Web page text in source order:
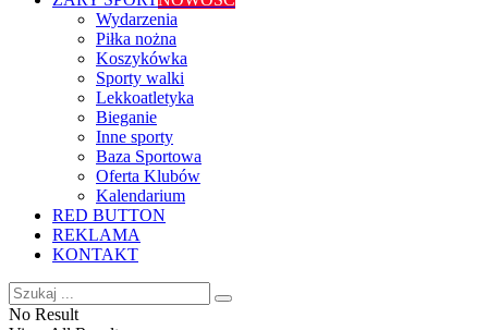
Wydarzenia
Piłka nożna
Koszykówka
Sporty walki
Lekkoatletyka
Bieganie
Inne sporty
Baza Sportowa
Oferta Klubów
Kalendarium
RED BUTTON
REKLAMA
KONTAKT
No Result